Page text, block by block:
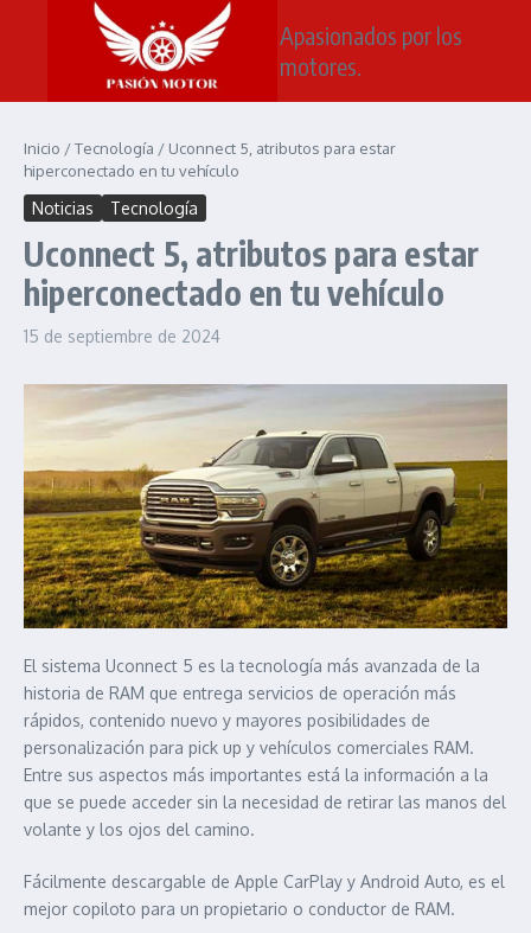
Saltar al contenido
Apasionados por los
motores.
Inicio /Tecnología / Uconnect 5, atributos para estar
hiperconectado en tu vehículo
Noticias Tecnología
Uconnect 5, atributos para estar
hiperconectado en tu vehículo
15 de septiembre de 2024
El sistema Uconnect 5 es la tecnología más avanzada de la
historia de RAM que entrega servicios de operación más
rápidos, contenido nuevo y mayores posibilidades de
personalización para pick up y vehículos comerciales RAM.
Entre sus aspectos más importantes está la información a la
que se puede acceder sin la necesidad de retirar las manos del
volante y los ojos del camino.
Fácilmente descargable de Apple CarPlay y Android Auto, es el
mejor copiloto para un propietario o conductor de RAM.